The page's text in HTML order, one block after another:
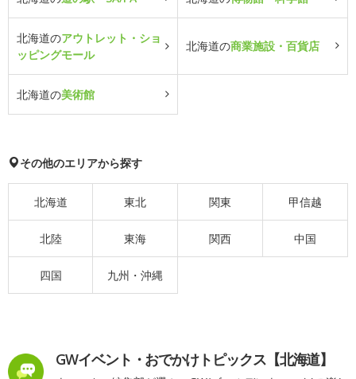
北海道のアウトレット・ショ
ッピングモール
北海道の商業施設・百貨店
北海道の美術館
その他のエリアから探す
北海道 東北 関東 甲信越
北陸 東海 関西 中国
四国 九州・沖縄
GWイベント・おでかけトピックス【北海道】